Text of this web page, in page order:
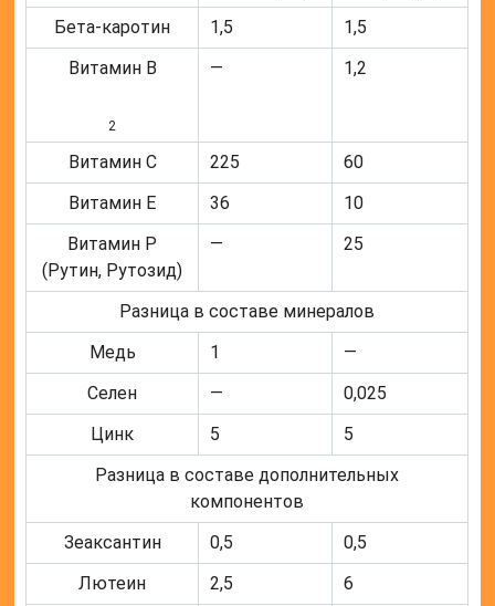
Бета-каротин
1,5
1,5
Витамин B
2
— 1,2
Витамин C 225
60
Витамин E
36
10
Витамин P
(Рутин, Рутозид)
— 25
Разница в составе минералов
Медь
1
—
Селен
—
0,025
Цинк
5
5
Разница в составе дополнительных
компонентов
Зеаксантин
0,5
0,5
Лютеин
2,5
6